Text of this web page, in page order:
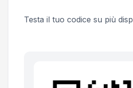
Testa il tuo codice su più